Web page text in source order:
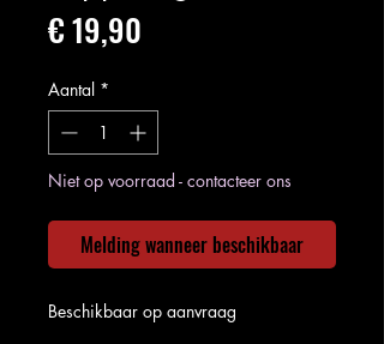
€ 19,90
Aantal *
Niet op voorraad - contacteer ons
Melding wanneer beschikbaar
Beschikbaar op aanvraag